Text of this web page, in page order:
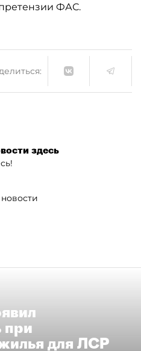
ФАС.
здесь
при
для ЛСР